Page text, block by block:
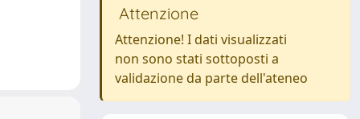
Attenzione
Attenzione! I dati visualizzati
non sono stati sottoposti a
validazione da parte dell'ateneo